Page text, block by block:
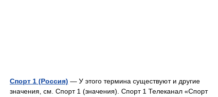
Спорт 1 (Россия) — У этого термина существуют и другие
значения, см. Спорт 1 (значения). Спорт 1 Телеканал «Спорт